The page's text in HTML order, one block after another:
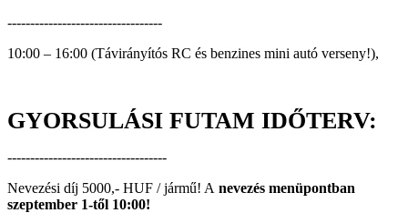
----------------------------------
10:00 – 16:00 (Távirányítós RC és benzines mini autó verseny!),
GYORSULÁSI FUTAM IDŐTERV:
-----------------------------------
Nevezési díj 5000,- HUF / jármű! A nevezés menüpontban
szeptember 1-től 10:00!